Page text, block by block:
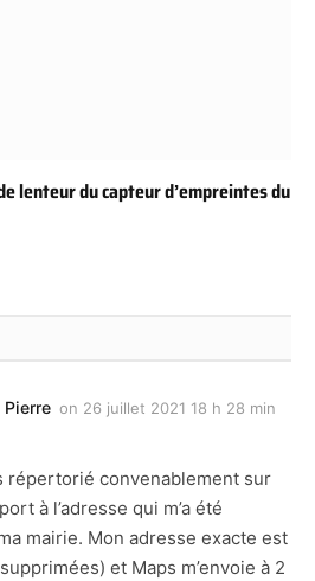
lenteur du capteur d’empreintes du
Pierre on 26 juillet 2021 18 h 28 min
répertorié convenablement sur
à l’adresse qui m’a été
mairie. Mon adresse exacte est
et Maps m’envoie à 2